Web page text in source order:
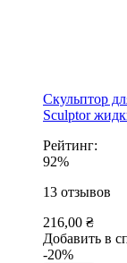
Скульптор
Sculptor
Рейтинг:
92%
13 отзывов
216,00 ₴
Добавить в
-20%